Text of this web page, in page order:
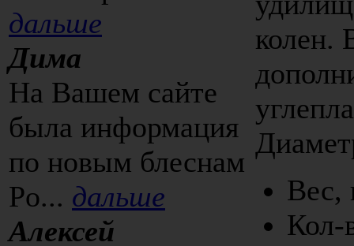
дальше
Дима
На Вашем сайте
была информация
по новым блеснам
Po... дальше
Алексей
колен.
Вес,
Кол-